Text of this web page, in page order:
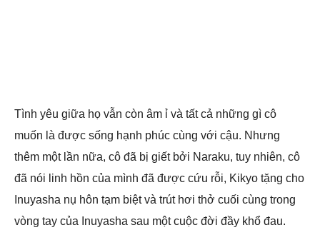
Tình yêu giữa họ vẫn còn âm ỉ và tất cả những gì cô
muốn là được sống hạnh phúc cùng với cậu. Nhưng
thêm một lần nữa, cô đã bị giết bởi Naraku, tuy nhiên, cô
đã nói linh hồn của mình đã được cứu rỗi, Kikyo tặng cho
Inuyasha nụ hôn tạm biệt và trút hơi thở cuối cùng trong
vòng tay của Inuyasha sau một cuộc đời đầy khổ đau.